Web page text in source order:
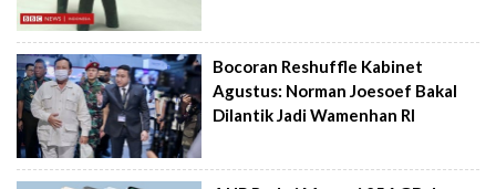
Bocoran Reshuffle Kabinet
Agustus: Norman Joesoef Bakal
Dilantik Jadi Wamenhan RI